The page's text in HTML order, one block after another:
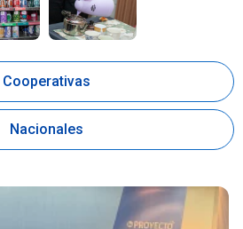
Cooperativas
Nacionales